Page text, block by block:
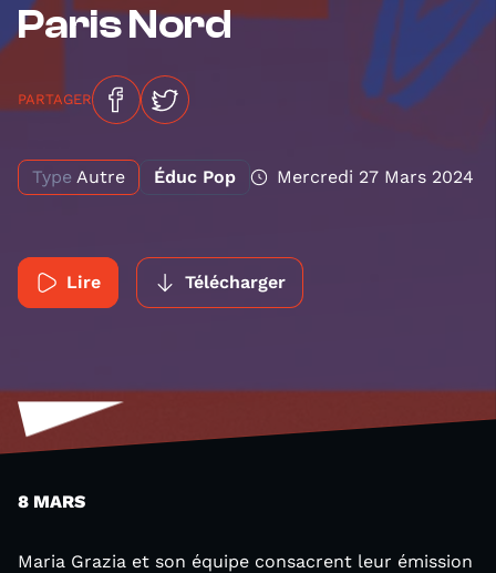
Paris Nord
PARTAGER
Type Autre Éduc Pop Mercredi 27 Mars 2024
Lire Télécharger
8 MARS
Maria Grazia et son équipe consacrent leur émission